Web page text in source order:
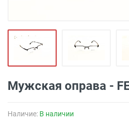
Мужская оправа -
Наличие: В наличии